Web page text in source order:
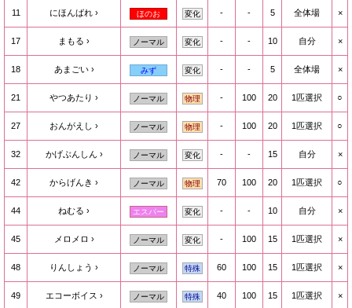
11 にほんばれ ほのお 変化 - - 5 全体場 ×
17 まもる ノーマル 変化 - - 10 自分 ×
18 あまごい みず 変化 - - 5 全体場 ×
21 やつあたり ノーマル 物理 - 100 20 1匹選択 ○
27 おんがえし ノーマル 物理 - 100 20 1匹選択 ○
32 かげぶんしん ノーマル 変化 - - 15 自分 ×
42 からげんき ノーマル 物理 70 100 20 1匹選択 ○
44 ねむる エスパー 変化 - - 10 自分 ×
45 メロメロ ノーマル 変化 - 100 15 1匹選択 ×
48 りんしょう ノーマル 特殊 60 100 15 1匹選択 ×
49 エコーボイス ノーマル 特殊 40 100 15 1匹選択 ×